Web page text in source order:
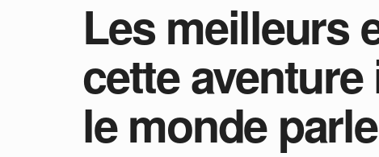
Les meilleurs
cette
le monde parle